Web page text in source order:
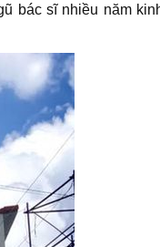
bác sĩ nhiều năm